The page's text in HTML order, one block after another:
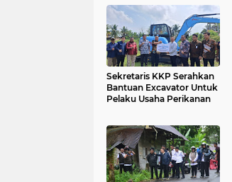
Sekretaris KKP Serahkan
Bantuan Excavator Untuk
Pelaku Usaha Perikanan